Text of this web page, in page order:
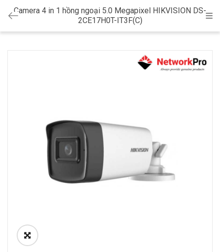
Camera 4 in 1 hồng ngoại 5.0 Megapixel HIKVISION DS-
2CE17H0T-IT3F(C)